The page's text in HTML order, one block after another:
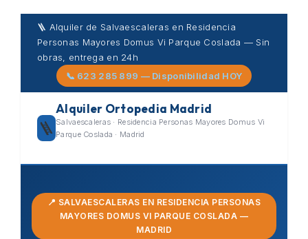
Skip
content
🪜 Alquiler de Salvaescaleras en Residencia
Personas Mayores Domus Vi Parque Coslada — Sin
obras, entrega en 24h
📞 623 285 899 — Disponibilidad HOY
🪜
Alquiler Ortopedia Madrid
Salvaescaleras · Residencia Personas Mayores Domus Vi
Parque Coslada · Madrid
📍 SALVAESCALERAS EN RESIDENCIA PERSONAS
MAYORES DOMUS VI PARQUE COSLADA —
MADRID